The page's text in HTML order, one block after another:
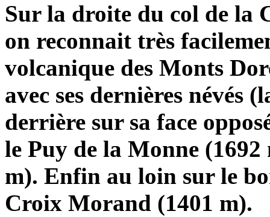
Sur la droite du col de la
on reconnait très
volcanique des Monts
avec ses dernières névés
derrière sur sa face
le Puy de la Monne (1692
m). Enfin au loin sur le
Croix Morand (1401 m).